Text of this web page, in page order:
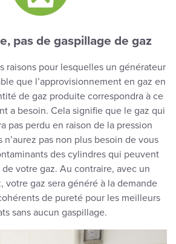
pas de gaspillage de gaz
raisons pour lesquelles un générateur
que l’approvisionnement en gaz en
de gaz produite correspondra à ce
a besoin. Cela signifie que le gaz qui
pas perdu en raison de la pression
pas non plus besoin de vous
des cylindres qui peuvent
votre gaz. Au contraire, avec un
votre gaz sera généré à la demande
de pureté pour les meilleurs
sans aucun gaspillage.